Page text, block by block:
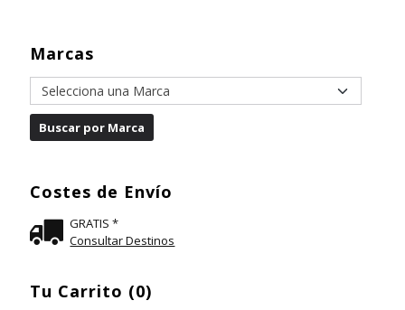
Marcas
Costes de Envío
GRATIS *
Consultar Destinos
Tu Carrito (0)